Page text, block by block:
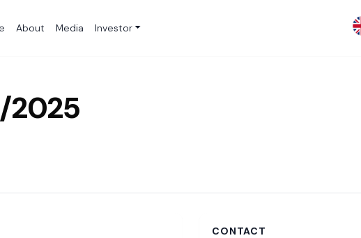
About Media Investor
2025
CONTACT